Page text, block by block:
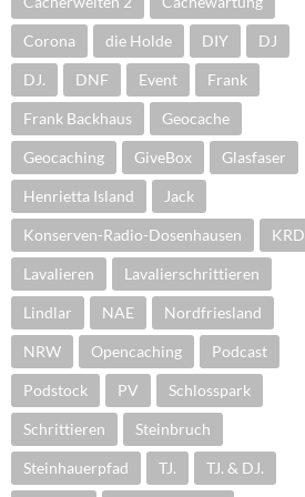
Corona die Holde DIY DJ
DJ. DNF Event Frank
Frank Backhaus Geocache
Geocaching GiveBox Glasfaser
Henrietta Island Jack
Konserven-Radio-Dosenhausen KRD
Lavalieren Lavalierschrittieren
Lindlar NAE Nordfriesland
NRW Opencaching Podcast
Podstock PV Schlosspark
Schrittieren Steinbruch
Steinhauerpfad TJ. TJ. & DJ.